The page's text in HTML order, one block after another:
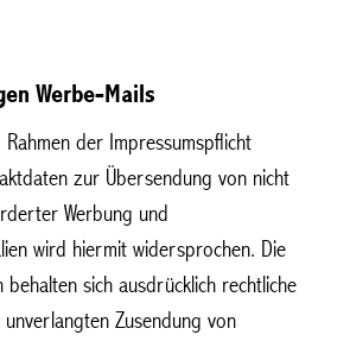
Werbe-Mails
der Impressumspflicht
zur Übersendung von nicht
Werbung und
wird hiermit widersprochen. Die
sich ausdrücklich rechtliche
Zusendung von